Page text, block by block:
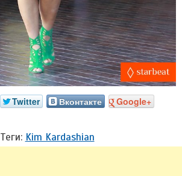
Twitter Вконтакте Google+
Теги: Kim Kardashian